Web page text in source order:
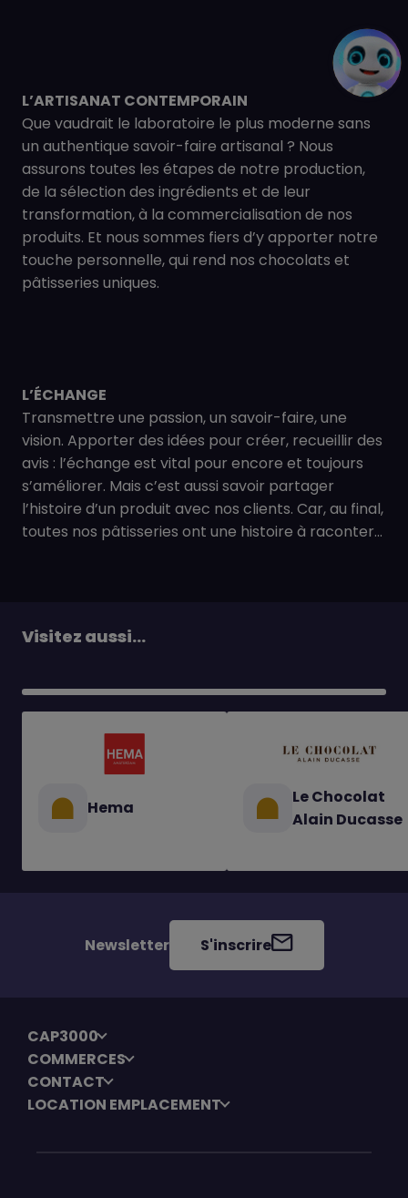
L’ARTISANAT CONTEMPORAIN
Que vaudrait le laboratoire le plus moderne sans
un authentique savoir-faire artisanal ? Nous
assurons toutes les étapes de notre production,
de la sélection des ingrédients et de leur
transformation, à la commercialisation de nos
produits. Et nous sommes fiers d’y apporter notre
touche personnelle, qui rend nos chocolats et
pâtisseries uniques.
L’ÉCHANGE
Transmettre une passion, un savoir-faire, une
vision. Apporter des idées pour créer, recueillir des
avis : l’échange est vital pour encore et toujours
s’améliorer. Mais c’est aussi savoir partager
l’histoire d’un produit avec nos clients. Car, au final,
toutes nos pâtisseries ont une histoire à raconter...
Visitez aussi...
Hema
Le Chocolat
Alain Ducasse
Newsletter S'inscrire
CAP3000
COMMERCES
CONTACT
LOCATION EMPLACEMENT